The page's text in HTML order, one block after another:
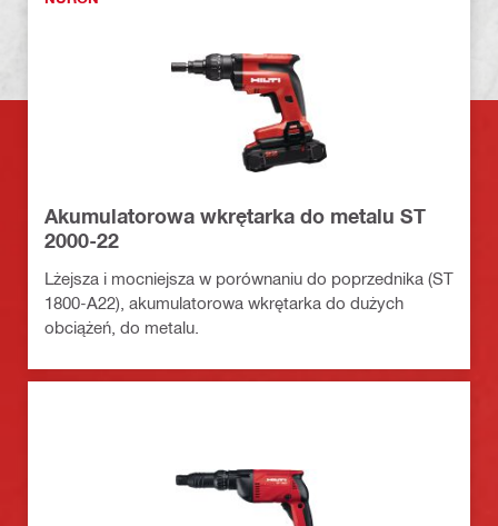
Akumulatorowa wkrętarka do metalu ST
2000-22
Lżejsza i mocniejsza w porównaniu do poprzednika (ST
1800-A22), akumulatorowa wkrętarka do dużych
obciążeń, do metalu.